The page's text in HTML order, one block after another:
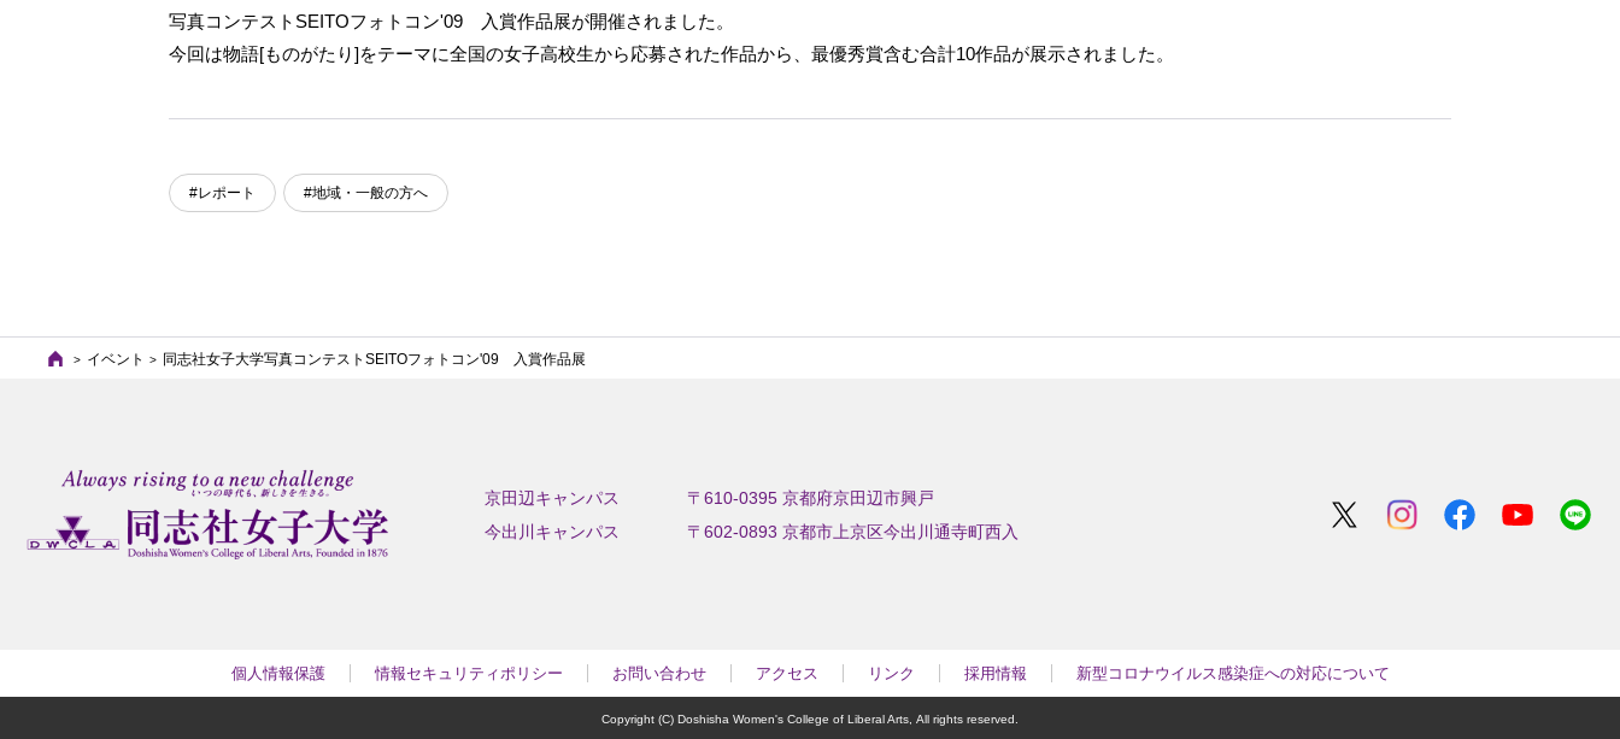
写真コンテストSEITOフォトコン'09 入賞作品展が開催されました。
今回は物語[ものがたり]をテーマに全国の女子高校生から応募された作品から、最優秀賞含む合計10作品が展示されました。
#レポート #地域・一般の方へ
イベント 同志社女子大学写真コンテストSEITOフォトコン'09 入賞作品展
京田辺キャンパス
〒610-0395 京都府京田辺市興戸
今出川キャンパス
〒602-0893 京都市上京区今出川通寺町西入
個人情報保護 情報セキュリティポリシー お問い合わせ アクセス リンク 採用情報 新型コロナウイルス感染症への対応について
Copyright (C) Doshisha Women's College of Liberal Arts, All rights reserved.